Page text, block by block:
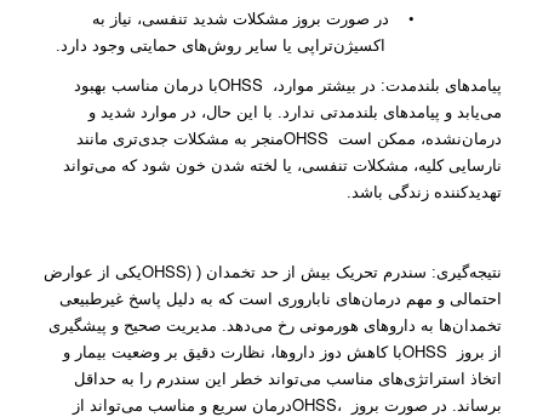
•
در صورت بروز مشکلات شدید تنفسی، نیاز به
اکسیژن‌تراپی یا سایر روش‌های حمایتی وجود دارد.
پیامدهای بلندمدت: در بیشتر موارد، OHSSبا درمان مناسب بهبود
می‌یابد و پیامدهای بلندمدتی ندارد. با این حال، در موارد شدید و
درمان‌نشده، ممکن است OHSSمنجر به مشکلات جدی‌تری مانند
نارسایی کلیه، مشکلات تنفسی، یا لخته شدن خون شود که می‌تواند
تهدیدکننده زندگی باشد.
نتیجه‌گیری: سندرم تحریک بیش از حد تخمدان (OHSS)یکی از عوارض
احتمالی و مهم درمان‌های ناباروری است که به دلیل پاسخ غیرطبیعی
تخمدان‌ها به داروهای هورمونی رخ می‌دهد. مدیریت صحیح و پیشگیری
از بروز
OHSSبا کاهش دوز داروها، نظارت دقیق بر وضعیت بیمار و
اتخاذ استراتژی‌های مناسب می‌تواند خطر این سندرم را به حداقل
برساند. در صورت بروز
OHSS،درمان سریع و مناسب می‌تواند از